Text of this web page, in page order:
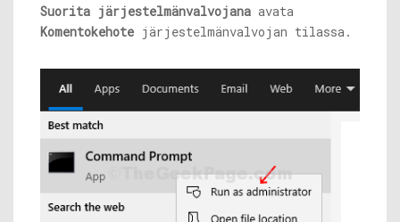
Suorita järjestelmänvalvojana avata
Komentokehote järjestelmänvalvojan tilassa.